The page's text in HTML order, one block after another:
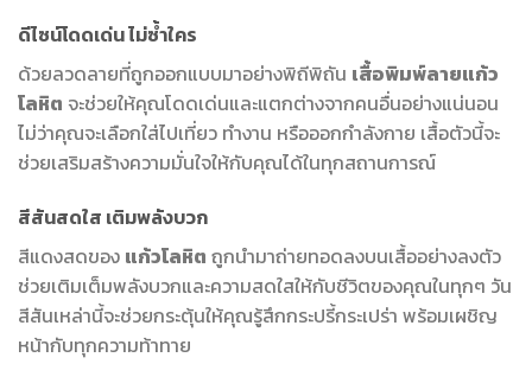
ดีไซน์โดดเด่น ไม่ซ้ำใคร
ด้วยลวดลายที่ถูกออกแบบมาอย่างพิถีพิถัน เสื้อพิมพ์ลายแก้ว
โลหิต จะช่วยให้คุณโดดเด่นและแตกต่างจากคนอื่นอย่างแน่นอน
ไม่ว่าคุณจะเลือกใส่ไปเที่ยว ทำงาน หรือออกกำลังกาย เสื้อตัวนี้จะ
ช่วยเสริมสร้างความมั่นใจให้กับคุณได้ในทุกสถานการณ์
สีสันสดใส เติมพลังบวก
สีแดงสดของ แก้วโลหิต ถูกนำมาถ่ายทอดลงบนเสื้ออย่างลงตัว
ช่วยเติมเต็มพลังบวกและความสดใสให้กับชีวิตของคุณในทุกๆ วัน
สีสันเหล่านี้จะช่วยกระตุ้นให้คุณรู้สึกกระปรี้กระเปร่า พร้อมเผชิญ
หน้ากับทุกความท้าทาย